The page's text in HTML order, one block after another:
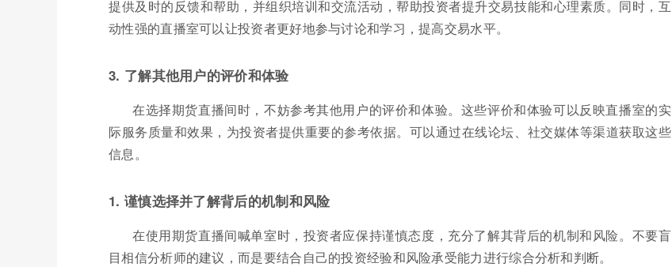
提供及时的反馈和帮助，并组织培训和交流活动，帮助投资者提升交易技能和心理素质。同时，互
动性强的直播室可以让投资者更好地参与讨论和学习，提高交易水平。
3. 了解其他用户的评价和体验
在选择期货直播间时，不妨参考其他用户的评价和体验。这些评价和体验可以反映直播室的实
际服务质量和效果，为投资者提供重要的参考依据。可以通过在线论坛、社交媒体等渠道获取这些
信息。
1. 谨慎选择并了解背后的机制和风险
在使用期货直播间喊单室时，投资者应保持谨慎态度，充分了解其背后的机制和风险。不要盲
目相信分析师的建议，而是要结合自己的投资经验和风险承受能力进行综合分析和判断。